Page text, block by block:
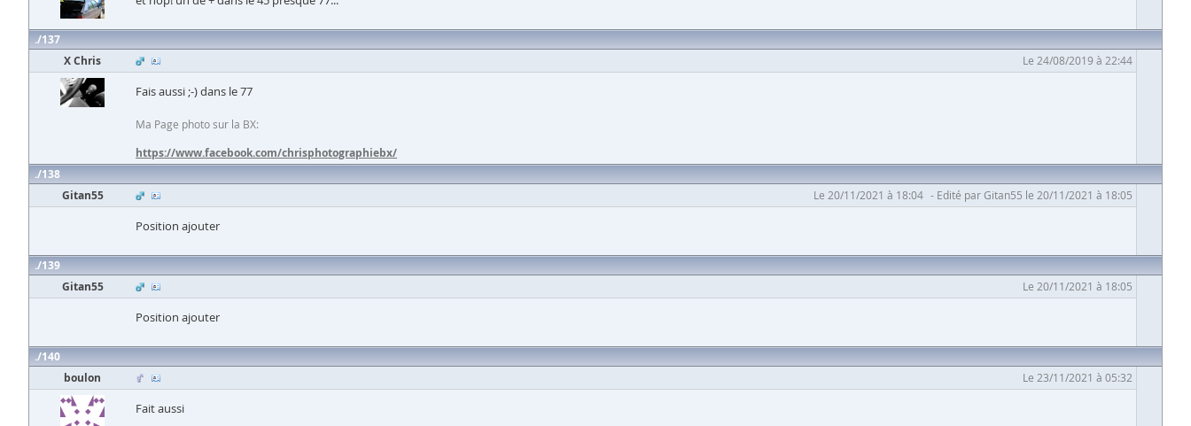
137
X Chris
Le 24/08/2019 à 22:44
Fais aussi ;-) dans le 77
Ma Page photo sur la BX:
https://www.facebook.com/chrisphotographiebx/
138
Gitan55
Le 20/11/2021 à 18:04 Edité par Gitan55 le 20/11/2021 à 18:05
Position ajouter
139
Gitan55
Le 20/11/2021 à 18:05
Position ajouter
140
boulon
Le 23/11/2021 à 05:32
Fait aussi